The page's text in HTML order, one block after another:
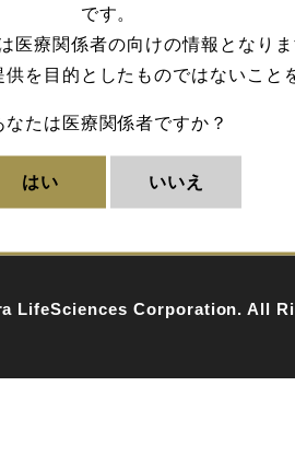
です。
医療関係者の向けの情報となりま
を目的としたものではないこと
なたは医療関係者ですか？
はい いいえ
LifeSciences Corporation. All